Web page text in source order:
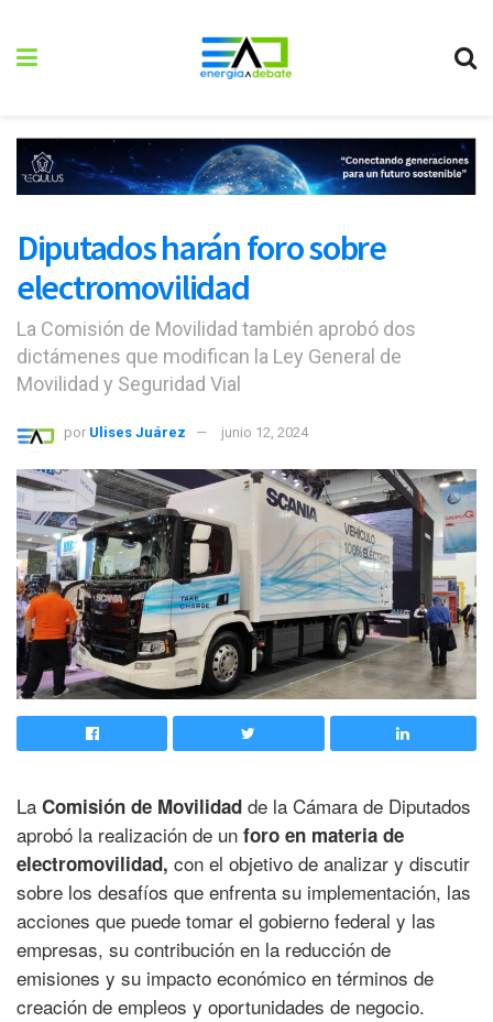
Diputados harán foro sobre
electromovilidad
La Comisión de Movilidad también aprobó dos
dictámenes que modifican la Ley General de
Movilidad y Seguridad Vial
por Ulises Juárez junio 12, 2024
La Comisión de Movilidad de la Cámara de Diputados
aprobó la realización de un foro en materia de
electromovilidad, con el objetivo de analizar y discutir
sobre los desafíos que enfrenta su implementación, las
acciones que puede tomar el gobierno federal y las
empresas, su contribución en la reducción de
emisiones y su impacto económico en términos de
creación de empleos y oportunidades de negocio.